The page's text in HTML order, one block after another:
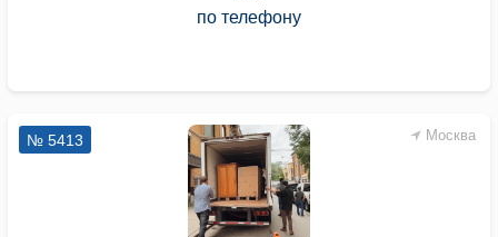
по телефону
Москва
№ 5413